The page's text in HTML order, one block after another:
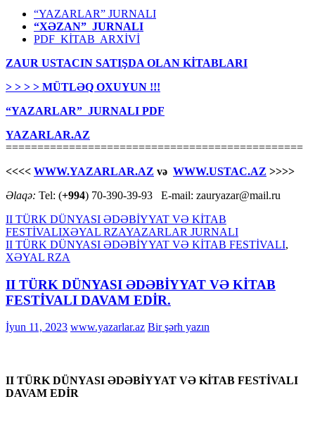
“YAZARLAR” JURNALI
“XƏZAN” JURNALI
PDF KİTAB ARXİVİ
ZAUR USTACIN SATIŞDA OLAN KİTABLARI
> > > > MÜTLƏQ OXUYUN !!!
“YAZARLAR” JURNALI PDF
YAZARLAR.AZ
===============================================
<<<< WWW.YAZARLAR.AZ və WWW.USTAC.AZ >>>>
Əlaqə: Tel: (+994) 70-390-39-93 E-mail: zauryazar@mail.ru
II TÜRK DÜNYASI ƏDƏBİYYAT VƏ KİTAB
FESTİVALIXƏYAL RZAYAZARLAR JURNALI
II TÜRK DÜNYASI ƏDƏBİYYAT VƏ KİTAB FESTİVALI,
XƏYAL RZA
II TÜRK DÜNYASI ƏDƏBİYYAT VƏ KİTAB
FESTİVALI DAVAM EDİR.
İyun 11, 2023 www.yazarlar.az Bir şərh yazın
II TÜRK DÜNYASI ƏDƏBİYYAT VƏ KİTAB FESTİVALI
DAVAM EDİR